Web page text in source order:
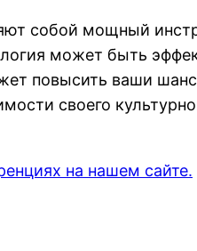
собой мощный
может быть
повысить ваши
своего
на нашем сайте.